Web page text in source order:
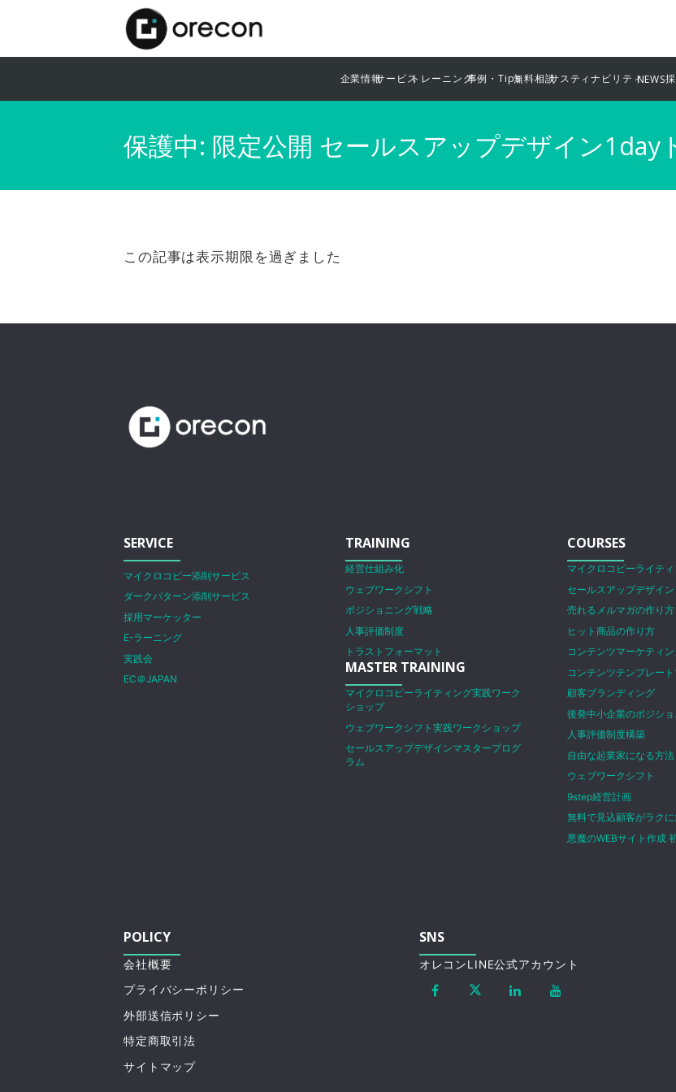
企業情報サービストレーニング事例・Tips無料相談サスティナビリティNEWS
保護中: 限定公開 セールスアップデザイン1day
この記事は表示期限を過ぎました
SERVICE
マイクロコピー添削サービス
ダークパターン添削サービス
採用マーケッター
E-ラーニング
実践会
EC＠JAPAN
TRAINING
経営仕組み化
ウェブワークシフト
ポジショニング戦略
人事評価制度
トラストフォーマット
MASTER TRAINING
マイクロコピーライティング実践ワーク
ショップ
ウェブワークシフト実践ワークショップ
セールスアップデザインマスタープログ
ラム
COURSES
マイクロコピーライテ
セールスアップデザイン
売れるメルマガの作り方
ヒット商品の作り方
コンテンツマーケティ
コンテンツテンプレー
顧客ブランディング
後発中小企業のポジシ
人事評価制度構築
自由な起業家になる方法
ウェブワークシフト
9step経営計画
無料で見込顧客がラク
悪魔のWEBサイト作成
POLICY
会社概要
プライバシーポリシー
外部送信ポリシー
特定商取引法
サイトマップ
SNS
オレコンLINE公式アカウント